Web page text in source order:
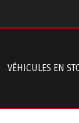
VÉHICULES EN